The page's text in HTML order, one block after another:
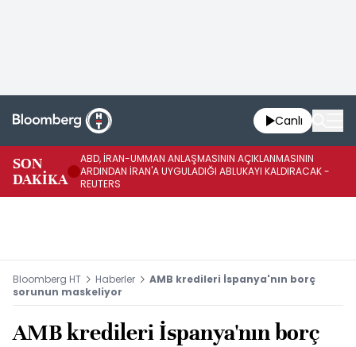
Canlı
SON
DAKİKA
ABD, İRAN-UMMAN ANLAŞMASININ AÇIKLANMASININ
ARDINDAN İRAN'A UYGULADIĞI ABLUKAYI KALDIRACAK -
REUTERS
Bloomberg HT Haberler
AMB kredileri İspanya'nın borç
sorunun maskeliyor
AMB kredileri İspanya'nın borç